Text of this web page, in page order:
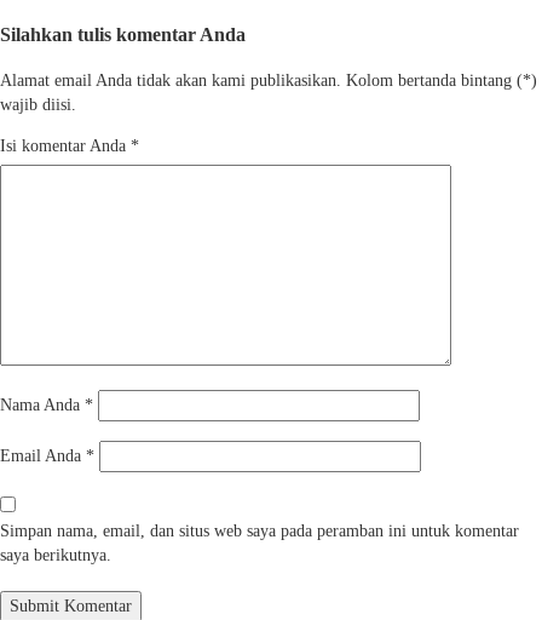
Silahkan tulis komentar Anda
Alamat email Anda tidak akan kami publikasikan. Kolom bertanda bintang (*)
wajib diisi.
Isi komentar Anda *
Nama Anda *
Email Anda *
Simpan nama, email, dan situs web saya pada peramban ini untuk komentar
saya berikutnya.